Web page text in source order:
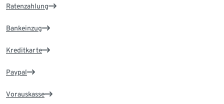
Ratenzahlung
Bankeinzug
Kreditkarte
Paypal
Vorauskasse